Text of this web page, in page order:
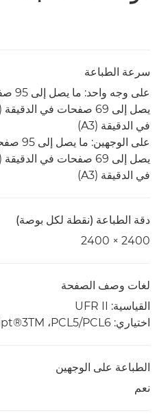
سرعة الطباعة
في الدقيقة (A3)
في الدقيقة (A3)
دقة الطباعة (نقطة لكل بوصة)
2400 × 2400
لغات وصف الصفحة
القياسية: UFR II
اختياري: PCL6/‏PCL5، ‏Adobe® PostScript®3TM‎
الطباعة على الوجهين
نعم